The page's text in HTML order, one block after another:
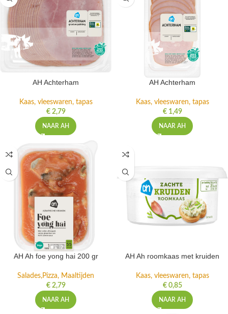
AH Achterham
Kaas, vleeswaren, tapas
€2,79
NAAR AH
AH Achterham
Kaas, vleeswaren, tapas
€1,49
NAAR AH
AH Ah foe yong hai 200 gr
Salades,Pizza, Maaltijden
€2,79
NAAR AH
AH Ah roomkaas met kruiden
Kaas, vleeswaren, tapas
€0,85
NAAR AH